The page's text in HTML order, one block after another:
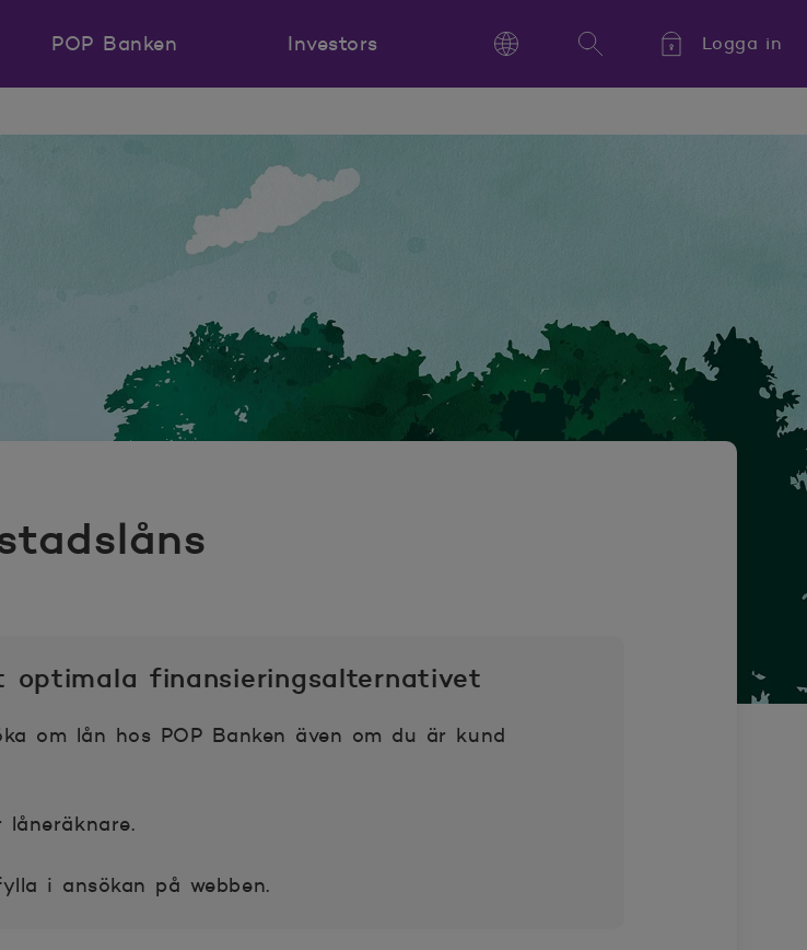
POP Banken
Investors
Kieli,
Language Sök
Logga in
finansieringsalternativet
om lån hos POP Banken även om du är kund
i ansökan på webben.